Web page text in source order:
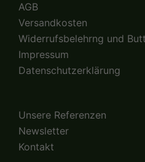
AGB
Versandkosten
Widerrufsbelehrng und
Impressum
Datenschutzerklärung
Unsere Referenzen
Newsletter
Kontakt